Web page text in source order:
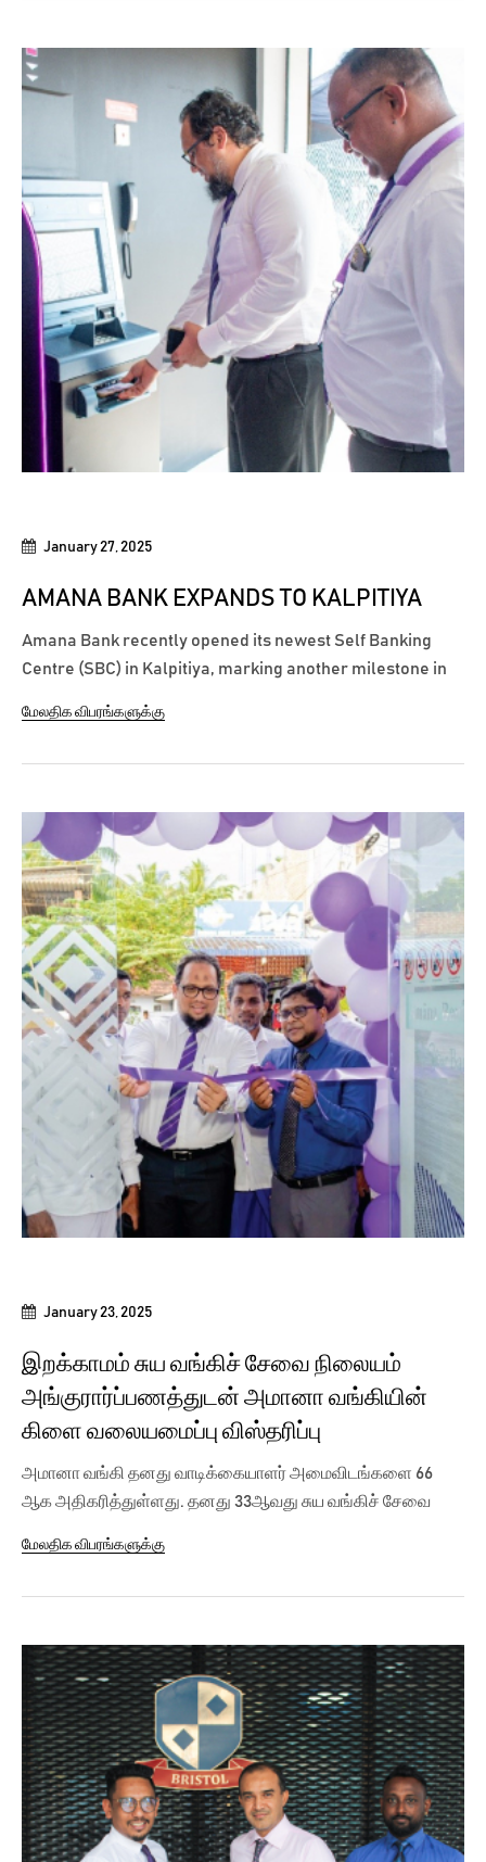
January 27, 2025
AMANA BANK EXPANDS TO KALPITIYA
Amana Bank recently opened its newest Self Banking
Centre (SBC) in Kalpitiya, marking another milestone in
convenient banking services across Sri Lanka. Located at
மேலதிக விபரங்களுக்கு
January 23, 2025
இறக்காமம் சுய வங்கிச் சேவை நிலையம்
அங்குரார்ப்பணத்துடன் அமானா வங்கியின்
கிளை வலையமைப்பு விஸ்தரிப்பு
அமானா வங்கி தனது வாடிக்கையாளர் அமைவிடங்களை 66
ஆக அதிகரித்துள்ளது. தனது 33ஆவது சுய வங்கிச் சேவை
மேலதிக விபரங்களுக்கு